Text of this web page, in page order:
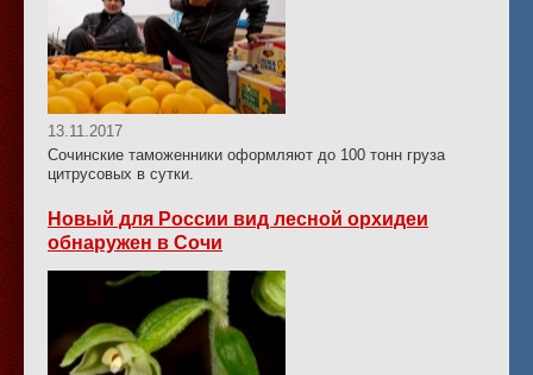
13.11.2017
Сочинские таможенники оформляют до 100 тонн груза
цитрусовых в сутки.
Новый для России вид лесной орхидеи
обнаружен в Сочи